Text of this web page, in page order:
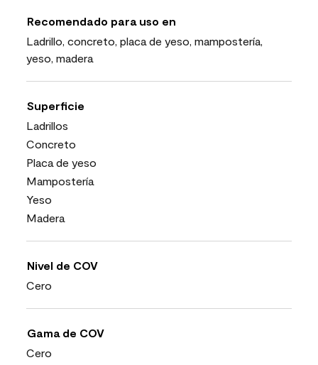
Recomendado para uso en
Ladrillo, concreto, placa de yeso, mampostería,
yeso, madera
Superficie
Ladrillos
Concreto
Placa de yeso
Mampostería
Yeso
Madera
Nivel de COV
Cero
Gama de COV
Cero